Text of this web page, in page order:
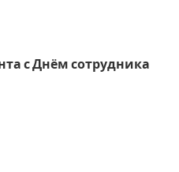
с Днём сотрудника